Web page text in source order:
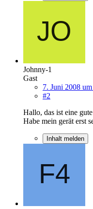
Johnny-1
Gast
7. Juni 2008
#2
Hallo, das ist eine
Habe mein gerät erst
Inhalt melden